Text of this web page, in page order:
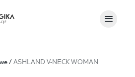
/ASHLAND V-NECK WOMAN